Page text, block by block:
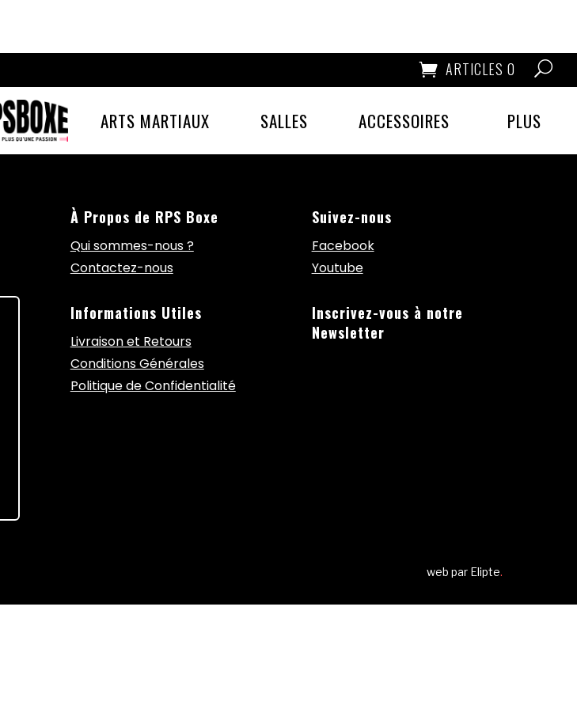
ARTICLES 0
ARTS MARTIAUX SALLES ACCESSOIRES PLUS
À Propos de RPS Boxe
Qui sommes-nous ?
Contactez-nous
Informations Utiles
Livraison et Retours
Conditions Générales
Politique de Confidentialité
Suivez-nous
Facebook
Youtube
Inscrivez-vous à notre
Newsletter
web par Elipte.